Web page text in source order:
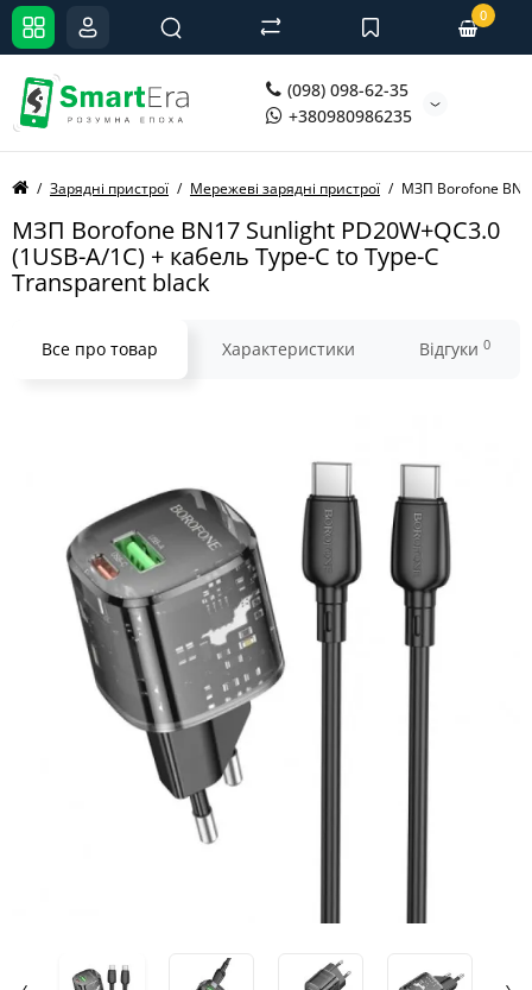
(098) 098-62-35
+380980986235
0
Зарядні пристрої Мережеві зарядні пристрої МЗП Borofone
МЗП Borofone BN17 Sunlight PD20W+QC3.0
(1USB-A/1C) + кабель Type-C to Type-C
Transparent black
Все про товар Характеристики Відгуки 0